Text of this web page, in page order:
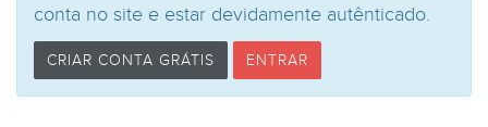
conta no site e estar devidamente autênticado.
CRIAR CONTA GRÁTIS ENTRAR